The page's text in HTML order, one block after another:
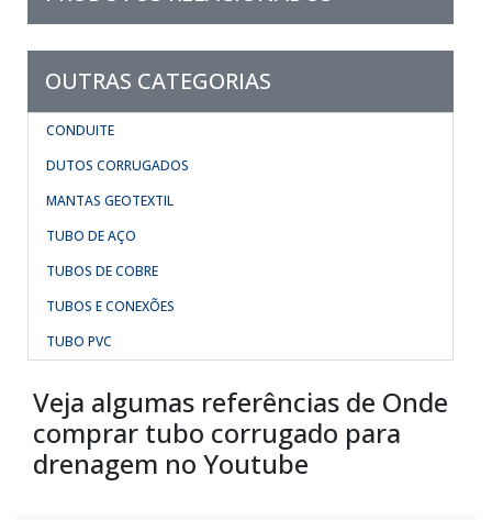
OUTRAS CATEGORIAS
CONDUITE
DUTOS CORRUGADOS
MANTAS GEOTEXTIL
TUBO DE AÇO
TUBOS DE COBRE
TUBOS E CONEXÕES
TUBO PVC
Veja algumas referências de Onde
comprar tubo corrugado para
drenagem no Youtube